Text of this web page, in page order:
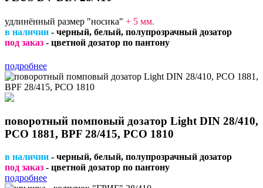
удлинённый размер "носика" + 5 мм.
в наличии - черный, белый, полупрозрачный дозатор
под заказ - цветной дозатор по пантону
подробнее
поворотный помповый дозатор Light DIN 28/410,
PCO 1881, BPF 28/415, PCO 1810
в наличии - черный, белый, полупрозрачный дозатор
под заказ - цветной дозатор по пантону
подробнее